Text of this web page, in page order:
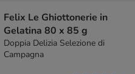
Felix Le Ghiottonerie in
Gelatina 80 x 85 g
Doppia Delizia Selezione di
Campagna